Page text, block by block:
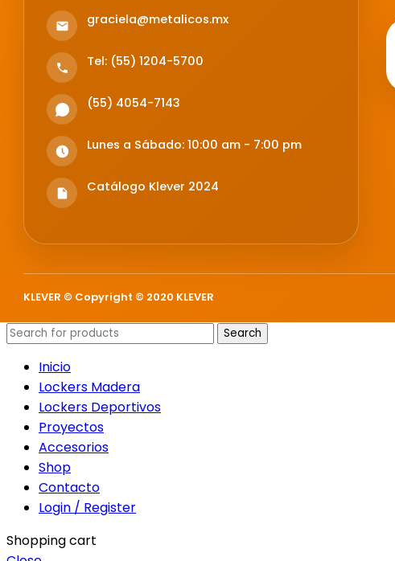
graciela@metalicos.mx
Tel: (55) 1204-5700
(55) 4054-7143
Lunes a Sábado: 10:00 am - 7:00 pm
Catálogo Klever 2024
KLEVER © Copyright © 2020 KLEVER
Search
Inicio
Lockers Madera
Lockers Deportivos
Proyectos
Accesorios
Shop
Contacto
Login / Register
Shopping cart